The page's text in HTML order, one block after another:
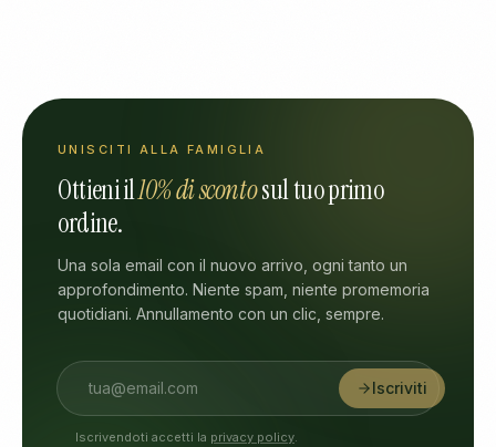
UNISCITI ALLA FAMIGLIA
Ottieni il10% di scontosul tuo primo
ordine.
Una sola email con il nuovo arrivo, ogni tanto un
approfondimento. Niente spam, niente promemoria
quotidiani. Annullamento con un clic, sempre.
Iscriviti
Iscrivendoti accetti la privacy policy.